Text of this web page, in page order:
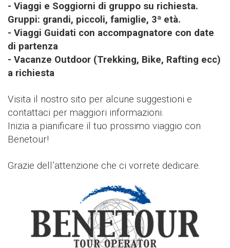
- Viaggi e Soggiorni di gruppo su richiesta.
Gruppi: grandi, piccoli, famiglie, 3ª età.
- Viaggi Guidati con accompagnatore con date
di partenza
- Vacanze Outdoor (Trekking, Bike, Rafting ecc)
a richiesta
Visita il nostro sito per alcune suggestioni e
contattaci per maggiori informazioni.
Inizia a pianificare il tuo prossimo viaggio con
Benetour!
Grazie dell’attenzione che ci vorrete dedicare.